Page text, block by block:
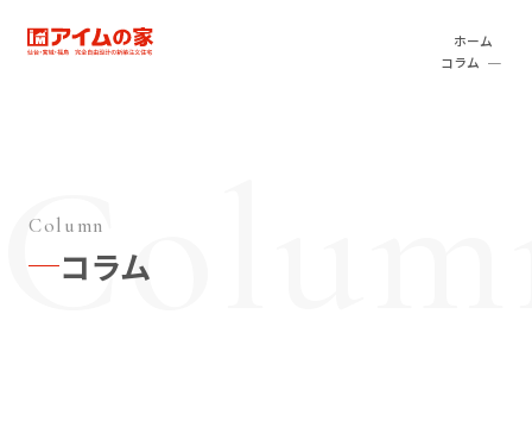
Column
コラム
ホーム
コラム